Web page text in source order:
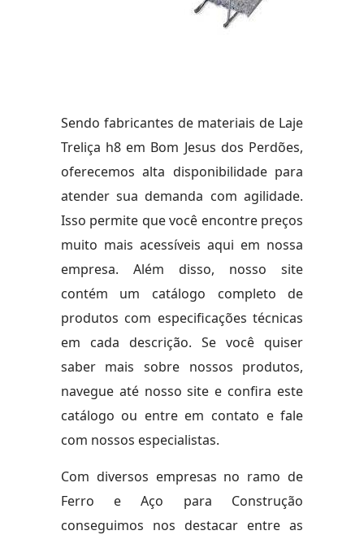
Sendo fabricantes de materiais de Laje
Treliça h8 em Bom Jesus dos Perdões,
oferecemos alta disponibilidade para
atender sua demanda com agilidade.
Isso permite que você encontre preços
muito mais acessíveis aqui em nossa
empresa. Além disso, nosso site
contém um catálogo completo de
produtos com especificações técnicas
em cada descrição. Se você quiser
saber mais sobre nossos produtos,
navegue até nosso site e confira este
catálogo ou entre em contato e fale
com nossos especialistas.
Com diversos empresas no ramo de
Ferro e Aço para Construção
conseguimos nos destacar entre as